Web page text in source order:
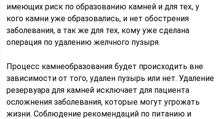
имеющих риск по образованию камней и для тех, у
кого камни уже образовались, и нет обострения
заболевания, а так же для тех, кому уже сделана
операция по удалению желчного пузыря.
Процесс камнеобразования будет происходить вне
зависимости от того, удален пузырь или нет. Удаление
резервуара для камней исключает для пациента
осложнения заболевания, которые могут угрожать
жизни. Соблюдение рекомендаций по питанию и